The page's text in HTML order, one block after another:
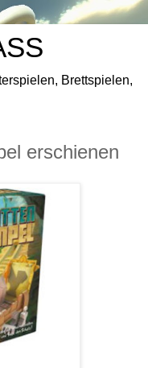
Brettspielen,
erschienen